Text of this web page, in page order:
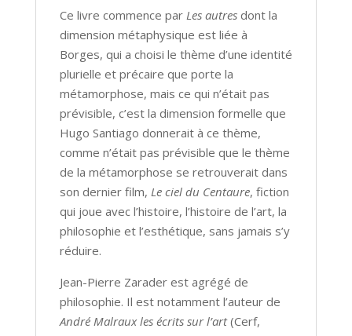
Ce livre commence par Les autresdont la
dimension métaphysique est liée à
Borges, qui a choisi le thème d’une identité
plurielle et précaire que porte la
métamorphose, mais ce qui n’était pas
prévisible, c’est la dimension formelle que
Hugo Santiago donnerait à ce thème,
comme n’était pas prévisible que le thème
de la métamorphose se retrouverait dans
son dernier film, Le ciel du Centaure, fiction
qui joue avec l’histoire, l’histoire de l’art, la
philosophie et l’esthétique, sans jamais s’y
réduire.
Jean-Pierre Zarader est agrégé de
philosophie. Il est notamment l’auteur de
André Malraux les écrits sur l’art(Cerf,